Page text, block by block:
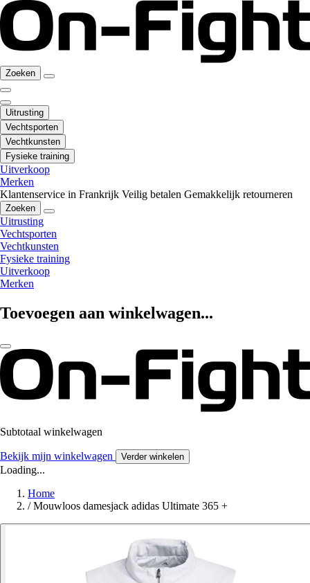
Zoeken
Uitrusting
Vechtsporten
Vechtkunsten
Fysieke training
Uitverkoop
Merken
Klantenservice in Frankrijk Veilig betalen Gemakkelijk retourneren
Zoeken
Uitrusting
Vechtsporten
Vechtkunsten
Fysieke training
Uitverkoop
Merken
Toevoegen aan winkelwagen...
Subtotaal winkelwagen
Bekijk mijn winkelwagen Verder winkelen
Loading...
Home
/ Mouwloos damesjack adidas Ultimate 365 +